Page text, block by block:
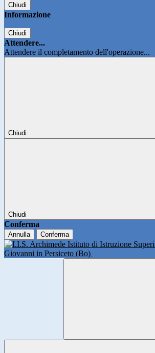
Chiudi
Informazione
Chiudi
Attendere...
Attendere il completamento dell'operazione...
Chiudi
Chiudi
Conferma
Annulla Conferma
Istituto di Istruzione
Giovanni in Persiceto (Bo)